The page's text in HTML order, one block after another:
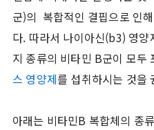
군)의 복합적인 결핍으로 인
다. 따라서 나이아신(b3) 영
지 종류의 비타민 B군이 모두
스 영양제를 섭취하시는 것을
아래는 비타민B 복합체의 종